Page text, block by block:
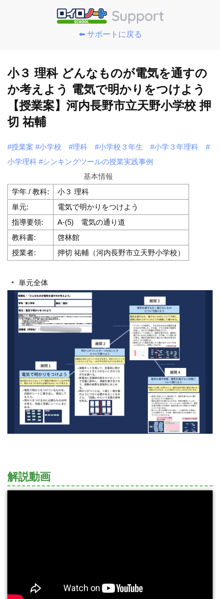
⬅️ サポートに戻る
小３ 理科 どんなものが電気を通すの
か考えよう 電気で明かりをつけよう
【授業案】河内長野市立天野小学校 押
切 祐輔
#授業案 #小学校 #理科 #小学校３年生 #小学３年理科
#
小学理科 #シンキングツールの授業実践事例
基本情報
学年 / 教科:
小３ 理科
単元:
電気で明かりをつけよう
指導要領:
A-(5) 電気の通り道
教科書:
啓林館
授業者:
押切 祐輔（河内長野市立天野小学校）
単元全体
解説動画